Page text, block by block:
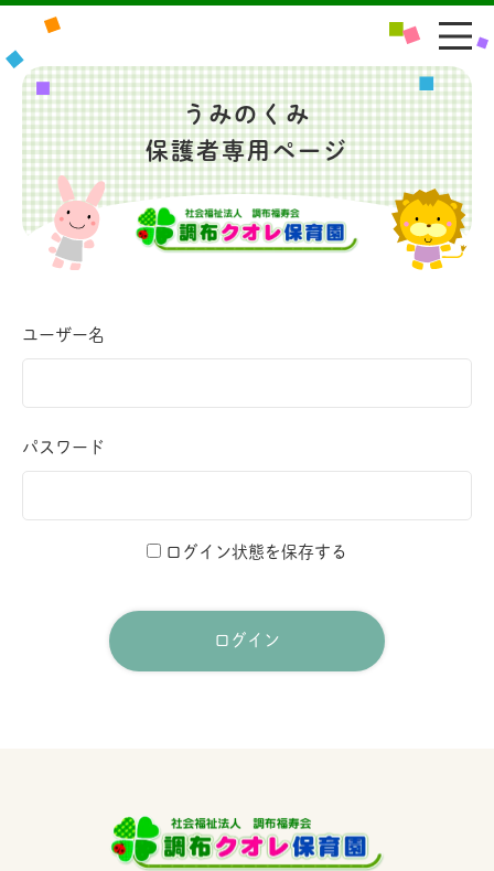
うみのくみ
保護者専用ページ
ユーザー名
パスワード
ログイン状態を保存する